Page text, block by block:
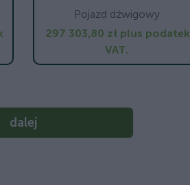
Pojazd dźwigowy
297 303,80 zł plus podatek
VAT.
dalej